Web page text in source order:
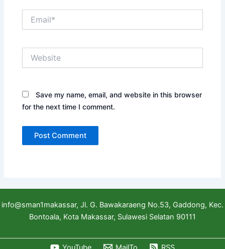
Save my name, email, and website in this browser
for the next time I comment.
info@sman1makassar, Jl. G. Bawakaraeng No.53, Gaddong, Kec.
Bontoala, Kota Makassar, Sulawesi Selatan 90111